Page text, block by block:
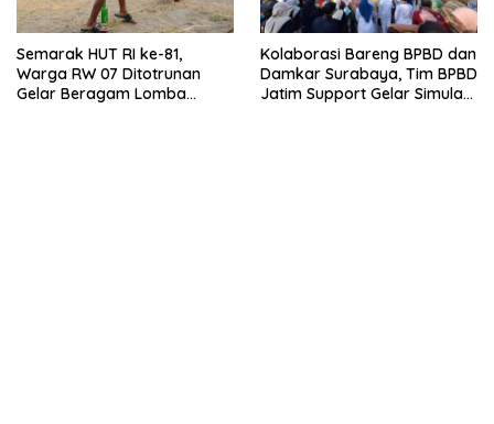
Semarak HUT RI ke-81,
Warga RW 07 Ditotrunan
Gelar Beragam Lomba
Kolaborasi Bareng BPBD dan
Damkar Surabaya, Tim BPBD
Jatim Support Gelar Simulasi